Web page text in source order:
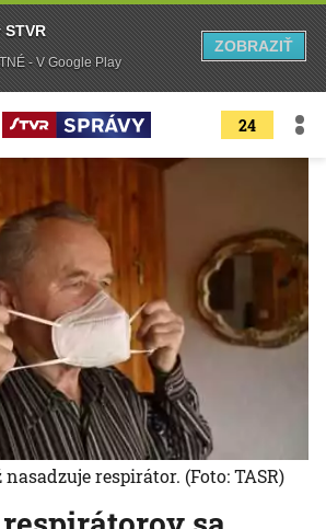
24
respirátor. (Foto: TASR)
STVR
- V Google Play
ZOBRAZIŤ